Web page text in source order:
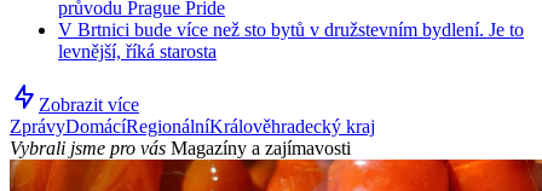
průvodu Prague Pride
V Brtnici bude více než sto bytů v družstevním bydlení. Je to
levnější, říká starosta
Zobrazit více
ZprávyDomácíRegionálníKrálověhradecký kraj
Vybrali jsme pro vás Magazíny a zajímavosti